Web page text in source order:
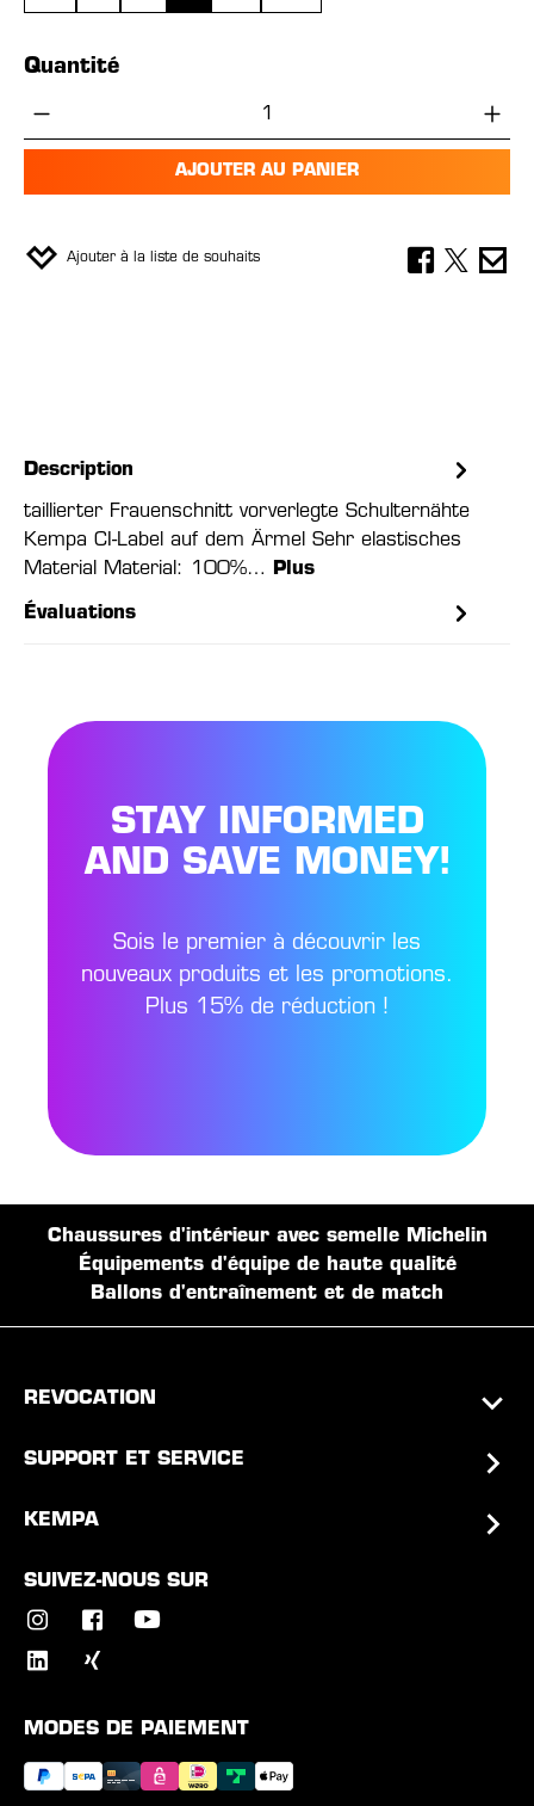
Quantité
Quantité de produit : Entrez la quantité
AJOUTER AU PANIER
Ajouter à la liste de souhaits
Description
taillierter Frauenschnitt vorverlegte Schulternähte
Kempa CI-Label auf dem Ärmel Sehr elastisches
Material Material: 100%…
Plus
Évaluations
STAY INFORMED
AND SAVE MONEY!
Sois le premier à découvrir les
nouveaux produits et les promotions.
Plus 15% de réduction !
Chaussures d'intérieur avec semelle Michelin
Équipements d'équipe de haute qualité
Ballons d'entraînement et de match
REVOCATION
SUPPORT ET SERVICE
KEMPA
SUIVEZ-NOUS SUR
MODES DE PAIEMENT